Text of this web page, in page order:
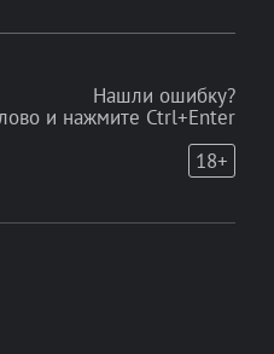
Нашли ошибку?
и нажмите Ctrl+Enter
18+